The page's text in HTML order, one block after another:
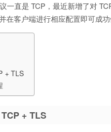
一直是 TCP，最近新增了对
客户端进行相应配置即可成功
+ TLS
+ TLS